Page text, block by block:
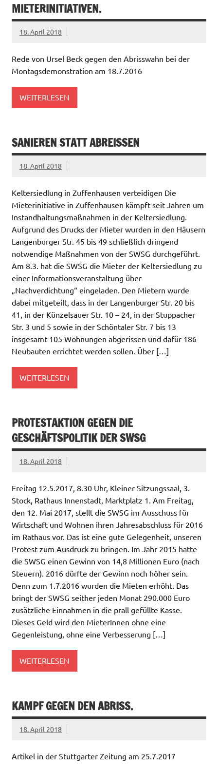
MIETERINITIATIVEN.
18. April 2018
Rede von Ursel Beck gegen den Abrisswahn bei der
Montagsdemonstration am 18.7.2016
WEITERLESEN
SANIEREN STATT ABREISSEN
18. April 2018
Keltersiedlung in Zuffenhausen verteidigen Die
Mieterinitiative in Zuffenhausen kämpft seit Jahren um
Instandhaltungsmaßnahmen in der Keltersiedlung.
Aufgrund des Drucks der Mieter wurden in den Häusern
Langenburger Str. 45 bis 49 schließlich dringend
notwendige Maßnahmen von der SWSG durchgeführt.
Am 8.3. hat die SWSG die Mieter der Keltersiedlung zu
einer Informationsveranstaltung über
„Nachverdichtung“ eingeladen. Den Mietern wurde
dabei mitgeteilt, dass in der Langenburger Str. 20 bis
41, in der Künzelsauer Str. 10 – 24, in der Stuppacher
Str. 3 und 5 sowie in der Schöntaler Str. 7 bis 13
insgesamt 105 Wohnungen abgerissen und dafür 186
Neubauten errichtet werden sollen. Über […]
WEITERLESEN
PROTESTAKTION GEGEN DIE
GESCHÄFTSPOLITIK DER SWSG
18. April 2018
Freitag 12.5.2017, 8.30 Uhr, Kleiner Sitzungssaal, 3.
Stock, Rathaus Innenstadt, Marktplatz 1. Am Freitag,
den 12. Mai 2017, stellt die SWSG im Ausschuss für
Wirtschaft und Wohnen ihren Jahresabschluss für 2016
im Rathaus vor. Das ist eine gute Gelegenheit, unseren
Protest zum Ausdruck zu bringen. Im Jahr 2015 hatte
die SWSG einen Gewinn von 14,8 Millionen Euro (nach
Steuern). 2016 dürfte der Gewinn noch höher sein.
Denn zum 1.7.2016 wurden die Mieten erhöht. Das
bringt der SWSG seither jeden Monat 290.000 Euro
zusätzliche Einnahmen in die prall gefüllte Kasse.
Dieses Geld wird den MieterInnen ohne eine
Gegenleistung, ohne eine Verbesserung […]
WEITERLESEN
KAMPF GEGEN DEN ABRISS.
18. April 2018
Artikel in der Stuttgarter Zeitung am 25.7.2017